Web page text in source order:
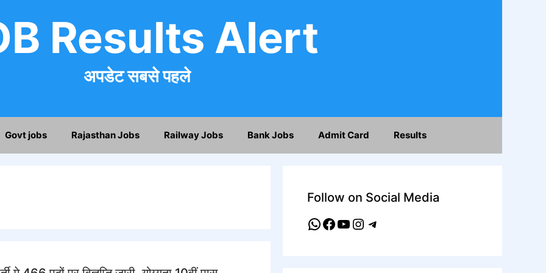
Results Alert
अपडेट सबसे पहले
Govt jobs Rajasthan Jobs Railway Jobs Bank Jobs Admit Card Results
Follow on Social Media
WhatsApp
Facebook
YouTube
Instagram
Telegram